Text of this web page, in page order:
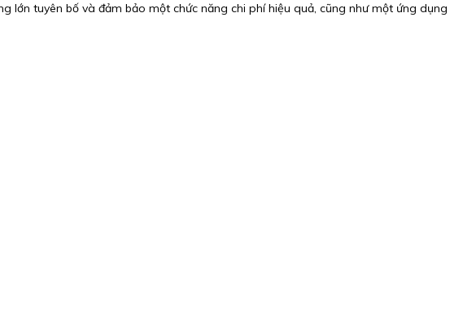
lớn tuyên bố và đảm bảo một chức năng chi phí hiệu quả, cũng như một ứng dụng